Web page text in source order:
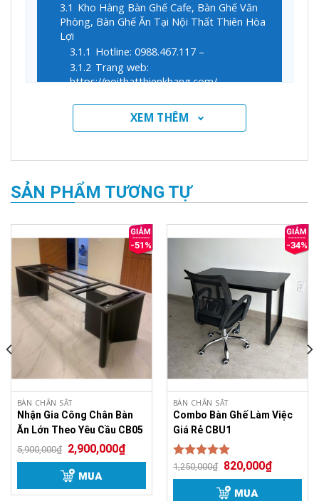
3.1 Kho Hàng Bàn Ghế Cafe, Bàn Ghế Văn
Phòng, Bàn Ghế Ăn Tại Nội Thất Thiên Hòa
Lợi
3.1.1 Hotline: 0988.467.117 –
3.1.2 Trang web:
https://noithatthienkhang.com/
noithatthienhoaloi.com
Hình ảnh thật Bàn Làm Việc Chân Sắt
Chữ Z 1m
XEM THÊM
5.00 trên
5 dựa trên
đánh giá
SẢN PHẨM TƯƠNG TỰ
-51%
BÀN CHÂN SẮT
Nhận Gia Công Chân Bàn
Ăn Lớn Theo Yêu Cầu CB05
5,900,000₫ 2,900,000₫
MUA
-34%
BÀN CHÂN SẮT
Combo Bàn Ghế Làm Việc
Giá Rẻ CBU1
Được xếp
hạng5.00
1,250,000₫ 820,000₫
MUA